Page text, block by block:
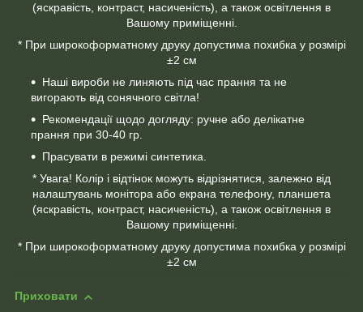
(яскравість, контраст, насиченість), а також освітлення в
Вашому приміщенні.
* При широкоформатному друку допустима похибка у розмірі
±2 см
Наші вироби не линяють під час прання та не
вигорають від сонячного світла!
Рекомендації щодо догляду: ручне або делікатне
прання при 30-40 гр.
Прасувати в режимі синтетика.
* Увага! Колір і відтінок можуть відрізнятися, залежно від
налаштувань монітора або екрана телефону, планшета
(яскравість, контраст, насиченість), а також освітлення в
Вашому приміщенні.
* При широкоформатному друку допустима похибка у розмірі
±2 см
Приховати